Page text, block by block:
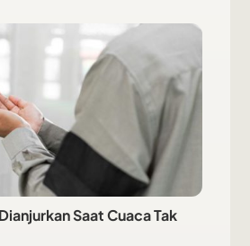
Saat Cuaca Tak